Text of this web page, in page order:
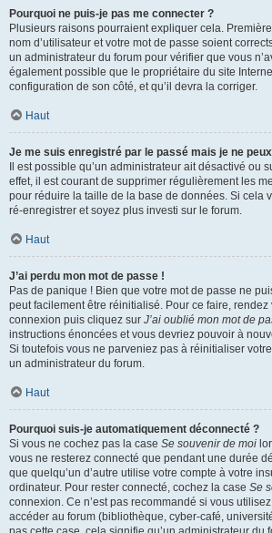
Pourquoi ne puis-je pas me connecter ?
Plusieurs raisons pourraient expliquer cela.
nom d’utilisateur et votre mot de passe soient
un administrateur du forum pour vérifier que vous
également possible que le propriétaire du site
configuration de son côté, et qu’il devra la corriger.
Haut
Je me suis enregistré par le passé mais je ne
Il est possible qu’un administrateur ait désactivé ou
effet, il est courant de supprimer régulièrement les
pour réduire la taille de la base de données. Si cela
ré-enregistrer et soyez plus investi sur le forum.
Haut
J’ai perdu mon mot de passe !
Pas de panique ! Bien que votre mot de passe ne
peut facilement être réinitialisé. Pour ce faire, rendez
connexion puis cliquez sur J’ai oublié mon mot de
instructions énoncées et vous devriez pouvoir à
Si toutefois vous ne parveniez pas à réinitialiser
un administrateur du forum.
Haut
Pourquoi suis-je automatiquement déconnecté ?
Si vous ne cochez pas la case Se souvenir de moi
vous ne resterez connecté que pendant une durée
que quelqu’un d’autre utilise votre compte à votre
ordinateur. Pour rester connecté, cochez la case Se
connexion. Ce n’est pas recommandé si vous
accéder au forum (bibliothèque, cyber-café,